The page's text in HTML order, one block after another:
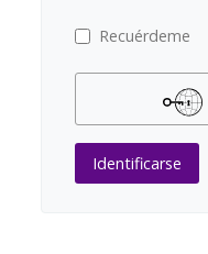
Recuérdeme
Identificarse